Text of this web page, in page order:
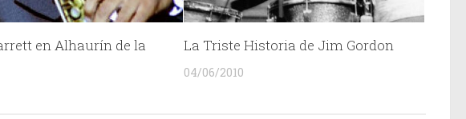
en Alhaurín de la
La Triste Historia de Jim Gordon
04/06/2010